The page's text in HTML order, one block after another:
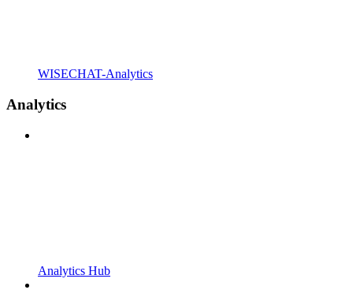
WISECHAT-Analytics
Analytics
Analytics Hub